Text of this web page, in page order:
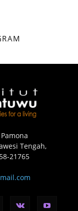
Tengah,
21765